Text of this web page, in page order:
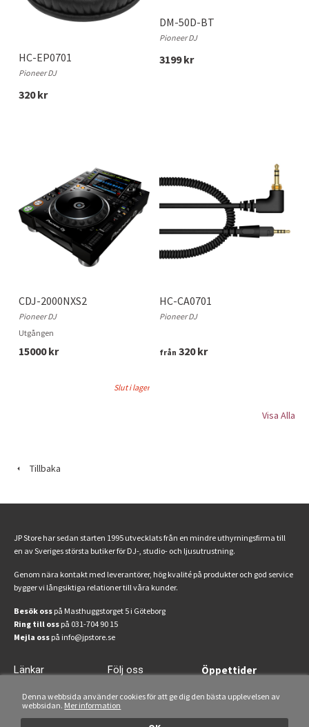
Denna webbsida använder cookies för att ge dig den bästa upplevelsen av
webbsidan. Mer information
HC-EP0701
Pioneer DJ
320 kr
DM-50D-BT
Pioneer DJ
3199 kr
CDJ-2000NXS2
Pioneer DJ
Utgången
15000 kr
Slut i lager
HC-CA0701
Pioneer DJ
från 320 kr
Visa Alla
Tillbaka
JP Store har sedan starten 1995 utvecklats från en mindre uthyrningsfirma till
en av Sveriges största butiker för DJ-, studio- och ljusutrustning.
Genom nära kontakt med leverantörer, hög kvalité på produkter och god service
bygger vi långsiktiga relationer till våra kunder.
Besök oss på Masthuggstorget 5 i Göteborg
Ring till oss på 031-704 90 15
Mejla oss på info@jpstore.se
Länkar
Uthyrning
Följ oss
Instagram
Öppettider
Lördagar: 11-15